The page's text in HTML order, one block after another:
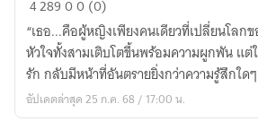
R
(
ปฏิบัติ
การ
428900 (0)
“เธอ...คือผู้หญิงเพียงคนเดียวที่เปลี่ยนโลกข
หัวใจทั้งสามเติบโตขึ้นพร้อมความผูกพัน แต่
รัก กลับมีหน้าที่อันตรายยิ่งกว่าความรู้สึกใดๆ
อัปเดตล่าสุด 25 ก.ค. 68 / 17:00 น.